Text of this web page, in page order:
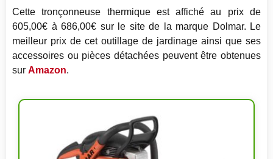
Cette tronçonneuse thermique est affiché au prix de
605,00€ à 686,00€ sur le site de la marque Dolmar. Le
meilleur prix de cet outillage de jardinage ainsi que ses
accessoires ou pièces détachées peuvent être obtenues
sur Amazon.